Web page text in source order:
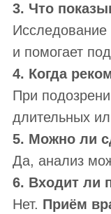
3. Что
Исследование
и помогает
4. Когда
При
длительных
5. Можно ли
Да, анализ
6. Входит ли
Нет. Приём